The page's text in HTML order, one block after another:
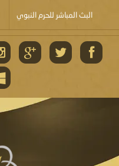
البث المباشر للحرم النبوي